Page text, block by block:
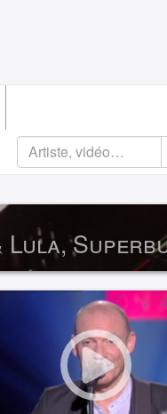
Lula,